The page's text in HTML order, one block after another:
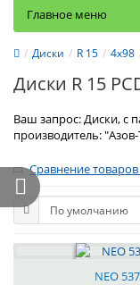
Главное меню
Диски R 15 4x98
Диски R 15
Ваш запрос: Диски, с
производитель:
Сравнение товаров
NEO